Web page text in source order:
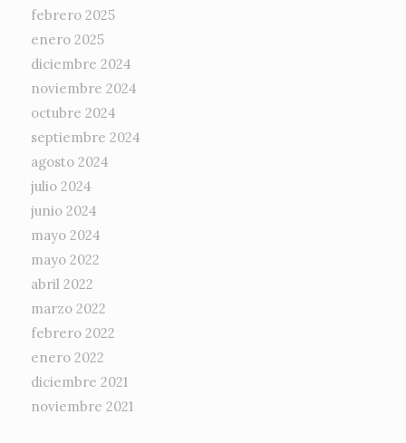
febrero 2025
enero 2025
diciembre 2024
noviembre 2024
octubre 2024
septiembre 2024
agosto 2024
julio 2024
junio 2024
mayo 2024
mayo 2022
abril 2022
marzo 2022
febrero 2022
enero 2022
diciembre 2021
noviembre 2021